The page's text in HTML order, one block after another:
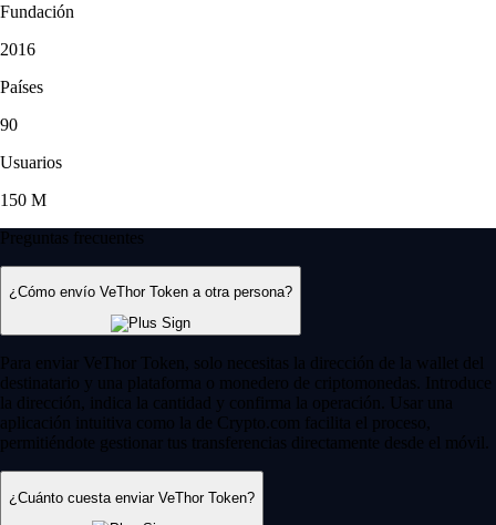
Fundación
2016
Países
90
Usuarios
150 M
Preguntas frecuentes
¿Cómo envío VeThor Token a otra persona?
Para enviar VeThor Token, solo necesitas la dirección de la wallet del
destinatario y una plataforma o monedero de criptomonedas. Introduce
la dirección, indica la cantidad y confirma la operación. Usar una
aplicación intuitiva como la de Crypto.com facilita el proceso,
permitiéndote gestionar tus transferencias directamente desde el móvil.
¿Cuánto cuesta enviar VeThor Token?